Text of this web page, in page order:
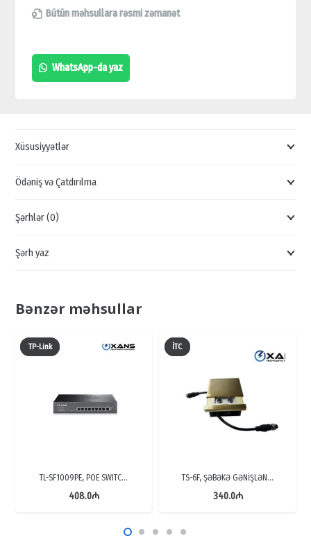
24-
10/100MBPS
KOMMUTATOR
KOMMUTATOR
24PORT
quantity
Bütün məhsullara rəsmi zəmanət
WhatsApp-da yaz
Xüsusiyyətlər
Ödəniş və Çatdırılma
Şərhlər (0)
Şərh yaz
Bənzər məhsullar
TP-Link
TL-SF1009PE, POE SWITC…
408.0₼
İTC
TS-6F, ŞƏBƏKƏ GƏNİŞLƏN…
340.0₼